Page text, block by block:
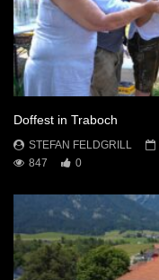
Doffest in Traboch
STEFAN FELDGRILL
847
0